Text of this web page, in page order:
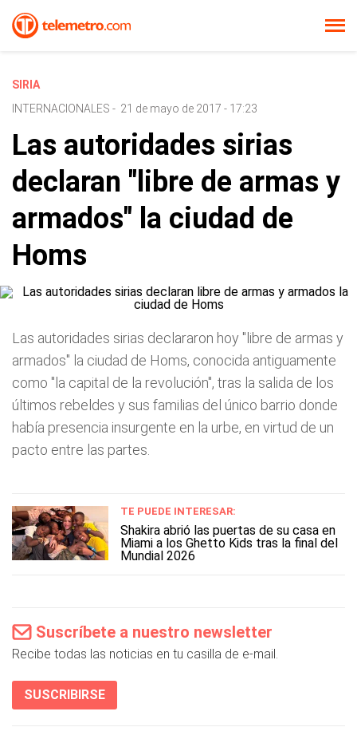
SIRIA
INTERNACIONALES - 21 de mayo de 2017 - 17:23
Las autoridades sirias
declaran "libre de armas y
armados" la ciudad de
Homs
Las autoridades sirias declararon hoy "libre de armas y
armados" la ciudad de Homs, conocida antiguamente
como "la capital de la revolución", tras la salida de los
últimos rebeldes y sus familias del único barrio donde
había presencia insurgente en la urbe, en virtud de un
pacto entre las partes.
TE PUEDE INTERESAR:
Shakira abrió las puertas de su casa en
Miami a los Ghetto Kids tras la final del
Mundial 2026
Suscríbete a nuestro newsletter
Recibe todas las noticias en tu casilla de e-mail.
SUSCRIBIRSE